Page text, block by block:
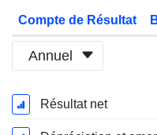
Compte de Résultat
Annuel
Période
Fiscale:
Résultat net